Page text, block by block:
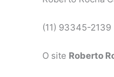
(11) 93345-2139
O site Roberto